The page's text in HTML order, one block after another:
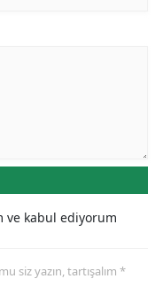
ve kabul ediyorum
siz yazın, tartışalım *